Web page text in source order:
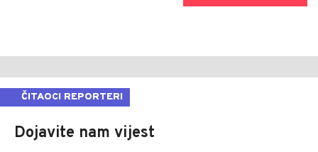
ČITAOCI REPORTERI
Dojavite nam vijest